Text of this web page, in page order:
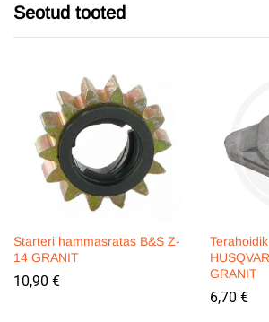
Seotud tooted
Starteri hammasratas B&S Z-
14 GRANIT
10,90 €
Terahoidik
GRANIT
6,70 €